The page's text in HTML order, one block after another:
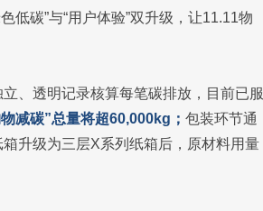
低碳”与“用户体验”双升级，让11.11物
、透明记录核算每笔碳排放，目前已服
减碳”总量将超60,000kg； 包装环节通
升级为三层X系列纸箱后，原材料用量